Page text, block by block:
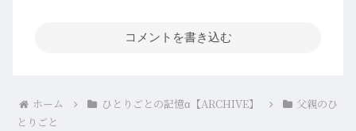
コメントを書き込む
ホーム ひとりごとの記憶α【ARCHIVE】
父親のひ
とりごと